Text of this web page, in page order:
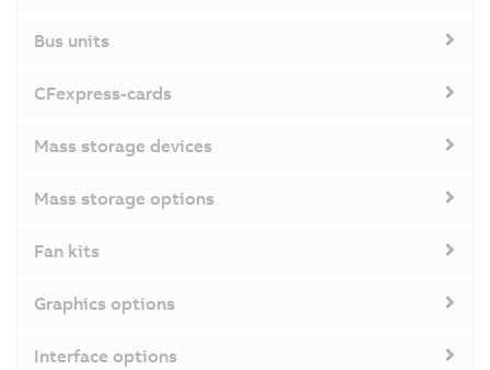
Bus units
CFexpress-cards
Mass storage devices
Mass storage options
Fan kits
Graphics options
Interface options